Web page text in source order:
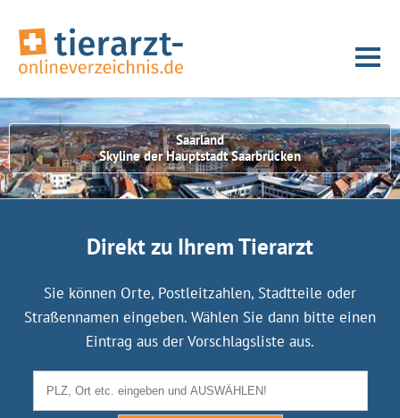
Saarland
Skyline der Hauptstadt Saarbrücken
Direkt zu Ihrem Tierarzt
Sie können Orte, Postleitzahlen, Stadtteile oder
Straßennamen eingeben. Wählen Sie dann bitte einen
Eintrag aus der Vorschlagsliste aus.